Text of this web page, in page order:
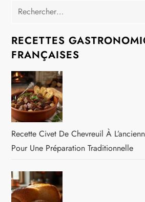
Rechercher :
RECETTES
FRANÇAISES
Recette Civet De Chevreuil À
Pour Une Préparation Traditionnelle